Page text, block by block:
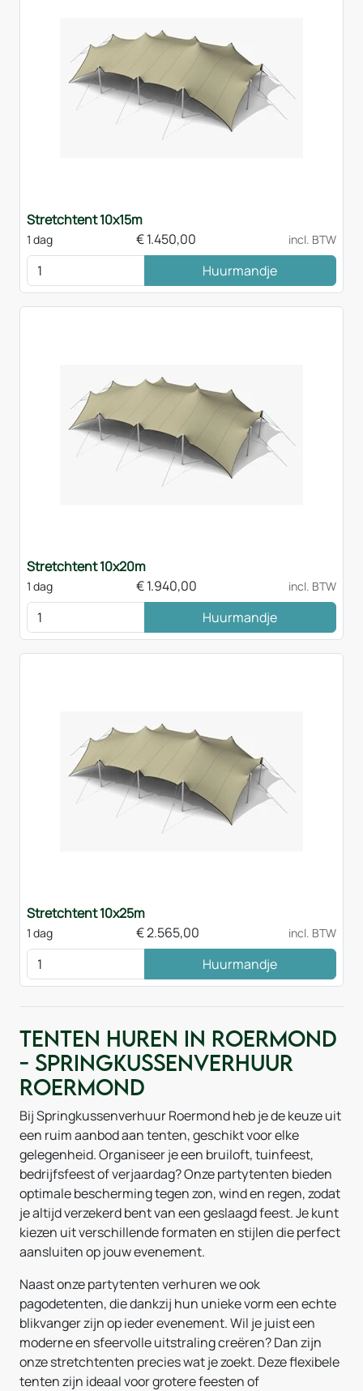
Stretchtent 10x15m
1 dag €1.450,00 incl. BTW
Huurmandje
Stretchtent 10x20m
1 dag €1.940,00 incl. BTW
Huurmandje
Stretchtent 10x25m
1 dag €2.565,00 incl. BTW
Huurmandje
Tenten huren in Roermond
- Springkussenverhuur
Roermond
Bij Springkussenverhuur Roermond heb je de keuze uit
een ruim aanbod aan tenten, geschikt voor elke
gelegenheid. Organiseer je een bruiloft, tuinfeest,
bedrijfsfeest of verjaardag? Onze partytenten bieden
optimale bescherming tegen zon, wind en regen, zodat
je altijd verzekerd bent van een geslaagd feest. Je kunt
kiezen uit verschillende formaten en stijlen die perfect
aansluiten op jouw evenement.
Naast onze partytenten verhuren we ook
pagodetenten, die dankzij hun unieke vorm een echte
blikvanger zijn op ieder evenement. Wil je juist een
moderne en sfeervolle uitstraling creëren? Dan zijn
onze stretchtenten precies wat je zoekt. Deze flexibele
tenten zijn ideaal voor grotere feesten of